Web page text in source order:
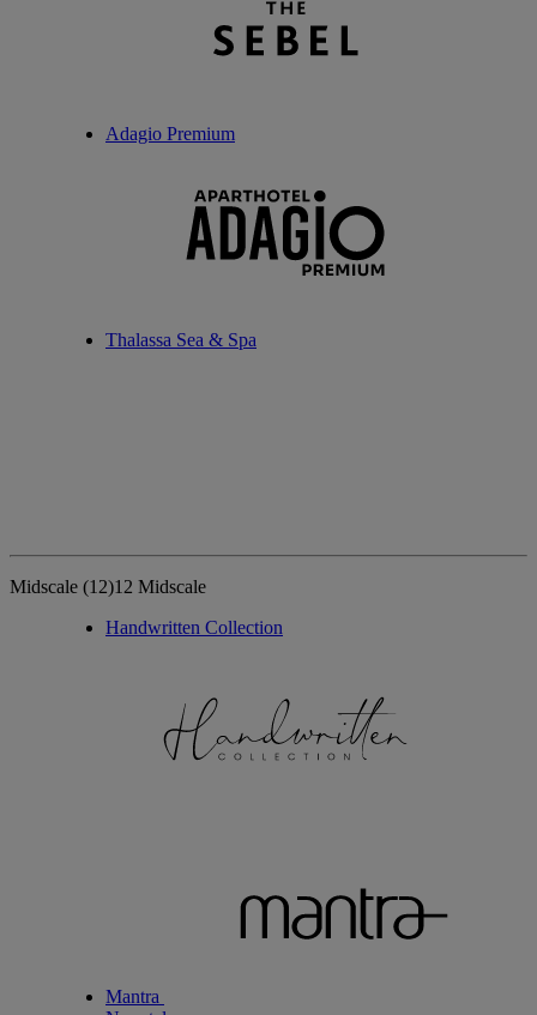
Adagio Premium
Thalassa Sea & Spa
Midscale (12)12 Midscale
Handwritten Collection
Mantra